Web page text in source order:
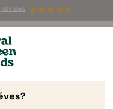
reviews
első 100-nak,